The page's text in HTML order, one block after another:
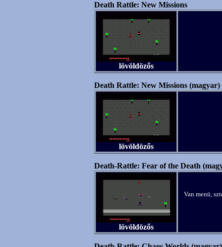
Death Rattle: New Missions
lövöldözős
Death Rattle: New Missions (magyar)
lövöldözős
Death-Rattle: Fear of the Death
lövöldözős
Van menü,